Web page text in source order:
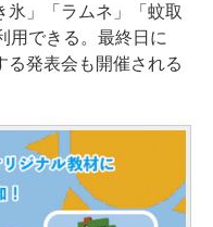
氷」「ラムネ」「蚊取
用できる。最終日に
る発表会も開催される